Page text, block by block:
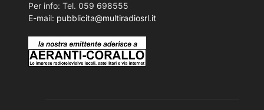
Per info: Tel. 059 698555
E-mail: pubblicita@multiradiosrl.it